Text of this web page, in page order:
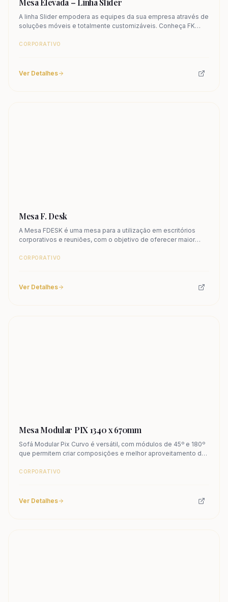
A linha Slider empodera as equipes da sua empresa através de
soluções móveis e totalmente customizáveis. Conheça FK
CORPORATIVO
Ver Detalhes
Mesa F. Desk
A Mesa FDESK é uma mesa para a utilização em escritórios
corporativos e reuniões, com o objetivo de oferecer maior
CORPORATIVO
Ver Detalhes
Mesa Modular PIX 1340 x 670mm
Sofá Modular Pix Curvo é versátil, com módulos de 45º e 180º
que permitem criar composições e melhor aproveitamento de
CORPORATIVO
Ver Detalhes